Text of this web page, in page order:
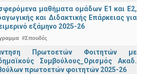
μαθήματα ομάδων Ε1 και Ε2,
και Διδακτικής Επάρκειας για
εξάμηνο 2025-26
#Σπουδές
Πρωτοετών Φοιτητών με
Συμβούλους_Ορισμός Ακαδ.
πρωτοετών φοιτητών 2025-26